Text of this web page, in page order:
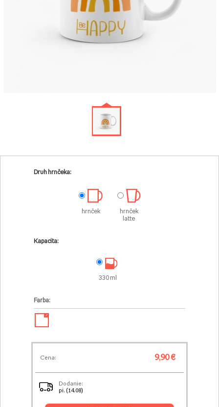
Druh hrnčeka:
hrnček
hrnček
latte
Kapacita:
330 ml
Farba:
✓
Cena: 9,90 €
Dodanie:
pi. (14.08)